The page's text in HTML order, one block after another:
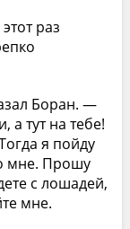
раз
Боран. —
а тут на тебе!
я пойду
мне. Прошу
с лошадей,
мне.